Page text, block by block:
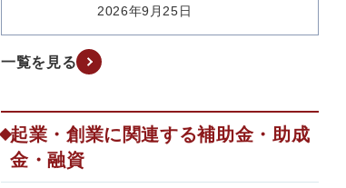
2026年9月25日
一覧を見る
起業・創業に関連する補助金・助成
金・融資